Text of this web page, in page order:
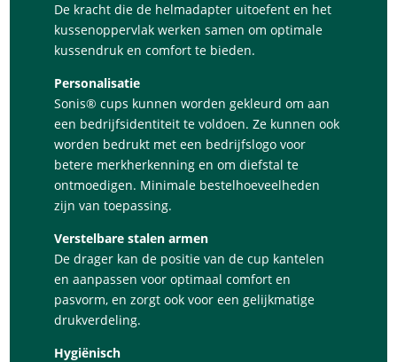
De kracht die de helmadapter uitoefent en het
kussenoppervlak werken samen om optimale
kussendruk en comfort te bieden.
Personalisatie
Sonis® cups kunnen worden gekleurd om aan
een bedrijfsidentiteit te voldoen. Ze kunnen ook
worden bedrukt met een bedrijfslogo voor
betere merkherkenning en om diefstal te
ontmoedigen. Minimale bestelhoeveelheden
zijn van toepassing.
Verstelbare stalen armen
De drager kan de positie van de cup kantelen
en aanpassen voor optimaal comfort en
pasvorm, en zorgt ook voor een gelijkmatige
drukverdeling.
Hygiënisch